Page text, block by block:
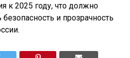
к 2025 году, что должно
и прозрачность